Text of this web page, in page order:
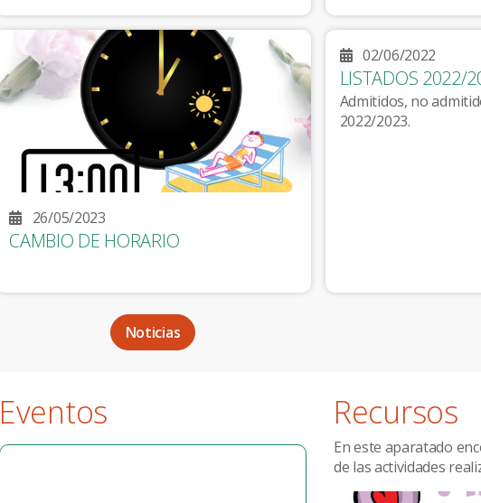
26/05/2023
CAMBIO DE HORARIO
02/06/2022
LISTADOS 2022/
Admitidos, no
2022/2023.
Noticias
Eventos Recursos
En este aparatado
de las actividades